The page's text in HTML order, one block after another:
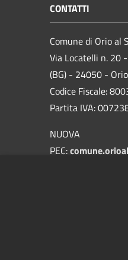
CONTATTI
Comune di Orio al
Via Locatelli n. 20
(BG) - 24050 -
Codice Fiscale:
Partita IVA:
NUOVA
PEC: